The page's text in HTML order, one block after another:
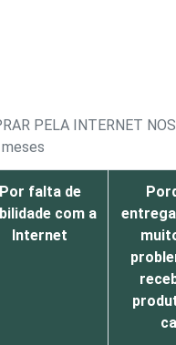
PELA INTERNET
Por falta de
com a
Internet